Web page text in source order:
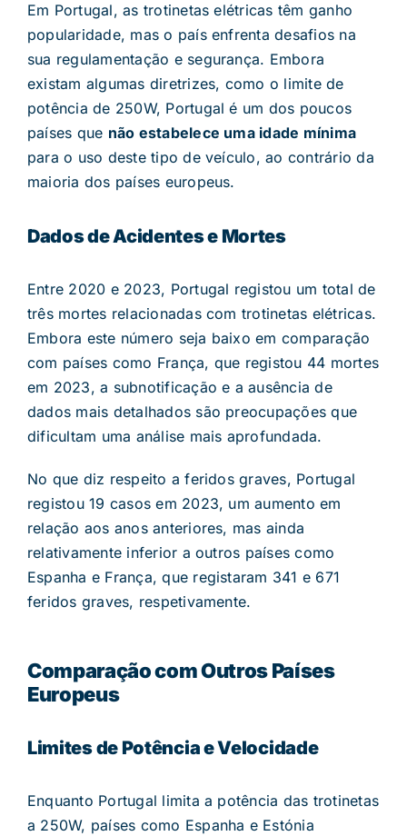
Em Portugal, as trotinetas elétricas têm ganho
popularidade, mas o país enfrenta desafios na
sua regulamentação e segurança. Embora
existam algumas diretrizes, como o limite de
potência de 250W, Portugal é um dos poucos
países que não estabelece uma idade mínima
para o uso deste tipo de veículo, ao contrário da
maioria dos países europeus.
Dados de Acidentes e Mortes
Entre 2020 e 2023, Portugal registou um total de
três mortes relacionadas com trotinetas elétricas.
Embora este número seja baixo em comparação
com países como França, que registou 44 mortes
em 2023, a subnotificação e a ausência de
dados mais detalhados são preocupações que
dificultam uma análise mais aprofundada.
No que diz respeito a feridos graves, Portugal
registou 19 casos em 2023, um aumento em
relação aos anos anteriores, mas ainda
relativamente inferior a outros países como
Espanha e França, que registaram 341 e 671
feridos graves, respetivamente.
Comparação com Outros Países
Europeus
Limites de Potência e Velocidade
Enquanto Portugal limita a potência das trotinetas
a 250W, países como Espanha e Estónia